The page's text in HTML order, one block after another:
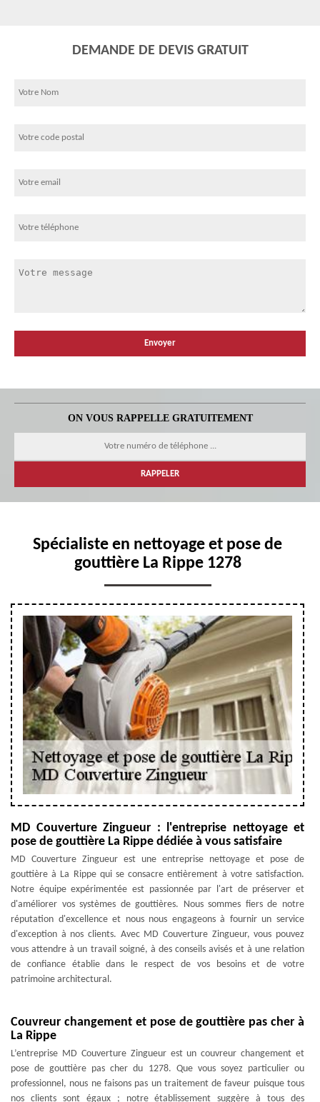
DEMANDE DE DEVIS GRATUIT
ON VOUS RAPPELLE GRATUITEMENT
Spécialiste en nettoyage et pose de
gouttière La Rippe 1278
MD Couverture Zingueur : l'entreprise nettoyage et
pose de gouttière La Rippe dédiée à vous satisfaire
MD Couverture Zingueur est une entreprise nettoyage et pose de
gouttière à La Rippe qui se consacre entièrement à votre satisfaction.
Notre équipe expérimentée est passionnée par l'art de préserver et
d'améliorer vos systèmes de gouttières. Nous sommes fiers de notre
réputation d'excellence et nous nous engageons à fournir un service
d'exception à nos clients. Avec MD Couverture Zingueur, vous pouvez
vous attendre à un travail soigné, à des conseils avisés et à une relation
de confiance établie dans le respect de vos besoins et de votre
patrimoine architectural.
Couvreur changement et pose de gouttière pas cher à
La Rippe
L’entreprise MD Couverture Zingueur est un couvreur changement et
pose de gouttière pas cher du 1278. Que vous soyez particulier ou
professionnel, nous ne faisons pas un traitement de faveur puisque tous
nos clients sont égaux ; notre établissement suggère à tous des